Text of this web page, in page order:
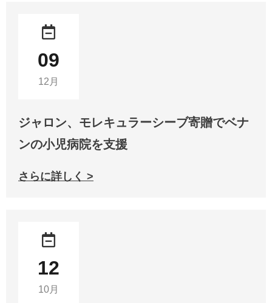
09
12月
ジャロン、モレキュラーシーブ寄贈でベナ
ンの小児病院を支援
さらに詳しく >
12
10月